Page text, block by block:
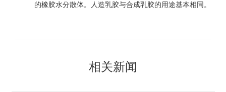
的橡胶水分散体。人造乳胶与合成乳胶的用途基本相同。
相关新闻